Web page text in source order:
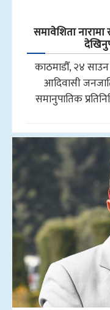
समावेशिता नारामा
काठमाडौँ, २४ साउन
आदिवासी
समानुपातिक